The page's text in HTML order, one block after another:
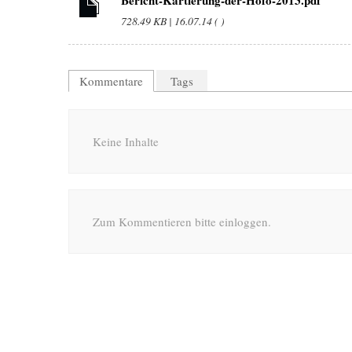
728.49 KB | 16.07.14 ( )
Kommentare Tags
Keine Inhalte
Zum Kommentieren bitte einloggen.